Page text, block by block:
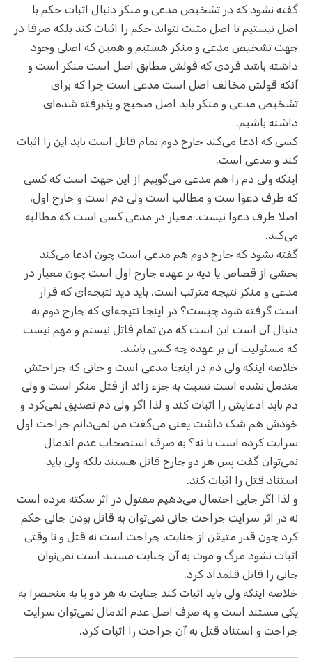
گفته نشود که در تشخیص مدعی و منکر دنبال اثبات حکم با
اصل نیستیم تا اصل مثبت نتواند حکم را اثبات کند بلکه صرفا در
جهت تشخیص مدعی و منکر هستیم و همین که اصلی وجود
داشته باشد فردی که قولش مطابق اصل است منکر است و
آنکه قولش مخالف اصل است مدعی است چرا که برای
تشخیص مدعی و منکر باید اصل صحیح و پذیرفته شده‌ای
داشته باشیم.
کسی که ادعا می‌کند جارح دوم تمام قاتل است باید این را اثبات
کند و مدعی است.
اینکه ولی دم را هم مدعی می‌گوییم از این جهت است که کسی
که طرف دعوا ست و مطالب است ولی دم است و جارح اول،
اصلا طرف دعوا نیست. معیار در مدعی کسی است که مطالبه
می‌کند.
گفته نشود که جارح دوم هم مدعی است چون ادعا می‌کند
بخشی از قصاص یا دیه بر عهده جارح اول است چون معیار در
مدعی و منکر نتیجه مترتب است. باید دید نتیجه‌ای که قرار
است گرفته شود چیست؟ در اینجا نتیجه‌ای که جارح دوم به
دنبال آن است این است که من تمام قاتل نیستم و مهم نیست
که مسئولیت آن بر عهده چه کسی باشد.
خلاصه اینکه ولی دم در اینجا مدعی است و جانی که جراحتش
مندمل نشده است نسبت به جزء زائد از قتل منکر است و ولی
دم باید ادعایش را اثبات کند و لذا اگر ولی دم تصدیق نمی‌کرد و
خودش هم شک داشت یعنی می‌گفت من نمی‌دانم جراحت اول
سرایت کرده است یا نه؟ به صرف استصحاب عدم اندمال
نمی‌توان گفت پس هر دو جارح قاتل هستند بلکه ولی باید
استناد قتل را اثبات کند.
و لذا اگر جایی احتمال می‌دهیم مقتول در اثر سکته مرده است
نه در اثر سرایت جراحت جانی نمی‌توان به قاتل بودن جانی حکم
کرد چون قدر متیقن از جنایت، جراحت است نه قتل و تا وقتی
اثبات نشود مرگ و موت به آن جنایت مستند است نمی‌توان
جانی را قاتل قلمداد کرد.
خلاصه اینکه ولی باید اثبات کند جنایت به هر دو یا به منحصرا به
یکی مستند است و به صرف اصل عدم اندمال نمی‌توان سرایت
جراحت و استناد قتل به آن جراحت را اثبات کرد.